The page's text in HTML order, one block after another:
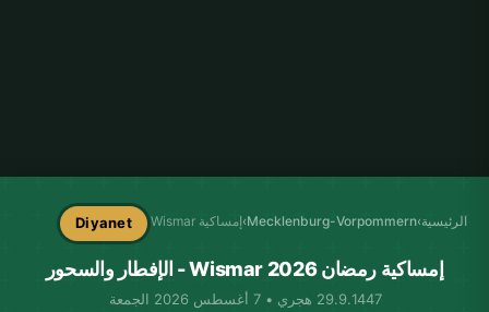
الرئيسية›
Mecklenburg-Vorpommern
›إمساكية Wismar Diyanet
إمساكية رمضان Wismar 2026 - الإفطار والسحور
29.9.1447 هجري • 7 أغسطس 2026 الجمعة